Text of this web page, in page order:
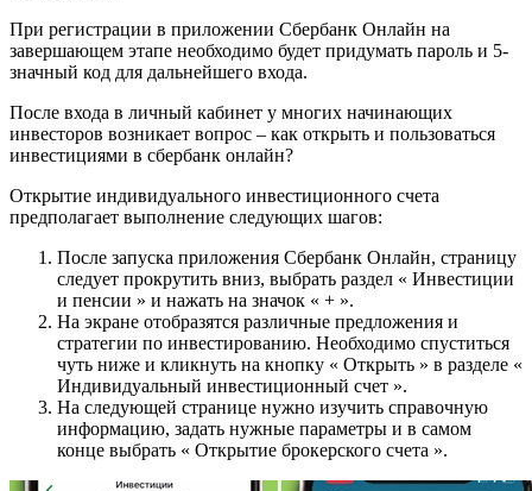
При регистрации в приложении Сбербанк Онлайн на
завершающем этапе необходимо будет придумать пароль и 5-
значный код для дальнейшего входа.
После входа в личный кабинет у многих начинающих
инвесторов возникает вопрос – как открыть и пользоваться
инвестициями в сбербанк онлайн?
Открытие индивидуального инвестиционного счета
предполагает выполнение следующих шагов:
После запуска приложения Сбербанк Онлайн, страницу
следует прокрутить вниз, выбрать раздел « Инвестиции
и пенсии » и нажать на значок « + ».
На экране отобразятся различные предложения и
стратегии по инвестированию. Необходимо спуститься
чуть ниже и кликнуть на кнопку « Открыть » в разделе «
Индивидуальный инвестиционный счет ».
На следующей странице нужно изучить справочную
информацию, задать нужные параметры и в самом
конце выбрать « Открытие брокерского счета ».